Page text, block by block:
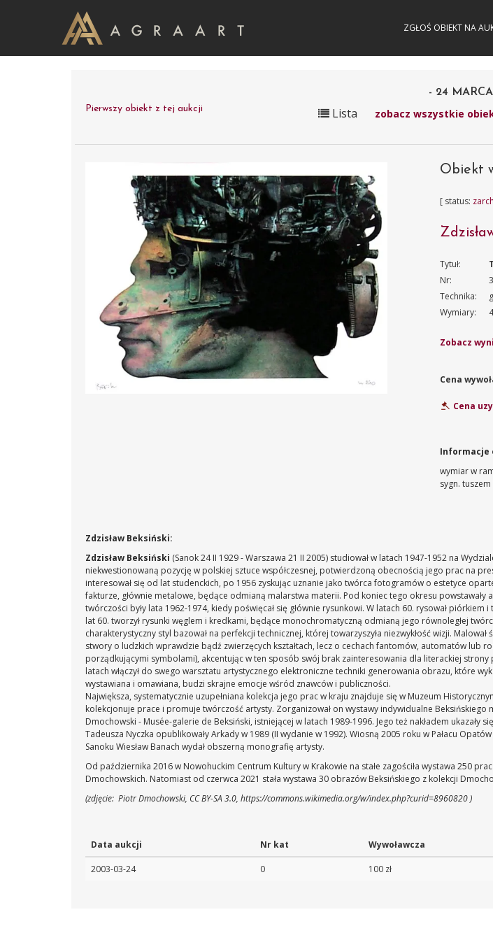
ZGŁOŚ OBIEKT NA
Pierwszy obiekt z tej aukcji
- 24
Lista zobacz wszystkie
Obiekt
[ status:
Tytuł:
Nr:
Technika:
Wymiary:
Zobacz
Cena
Cena
Informacje
wymiar w
sygn. tuszem
Zdzisław Beksiński:
Zdzisław Beksiński (Sanok 24 II 1929 - Warszawa 21 II 2005) studiował w latach 1947-1952 na
niekwestionowaną pozycję w polskiej sztuce współczesnej, potwierdzoną obecnością jego prac na
interesował się od lat studenckich, po 1956 zyskując uznanie jako twórca fotogramów o estetyce
fakturze, głównie metalowe, będące odmianą malarstwa materii. Pod koniec tego okresu
twórczości były lata 1962-1974, kiedy poświęcał się głównie rysunkowi. W latach 60. rysował
lat 60. tworzył rysunki węglem i kredkami, będące monochromatyczną odmianą jego równoległej
charakterystyczny styl bazował na perfekcji technicznej, której towarzyszyła niezwykłość wizji.
stwory o ludzkich wprawdzie bądź zwierzęcych kształtach, lecz o cechach fantomów, automatów lub
porządkującymi symbolami), akcentując w ten sposób swój brak zainteresowania dla literackiej
latach włączył do swego warsztatu artystycznego elektroniczne techniki generowania obrazu, które
wystawiana i omawiana, budzi skrajne emocje wśród znawców i publiczności.
Największa, systematycznie uzupełniana kolekcja jego prac w kraju znajduje się w Muzeum
kolekcjonuje prace i promuje twórczość artysty. Zorganizował on wystawy indywidualne Beksińskiego
Dmochowski - Musée-galerie de Beksiński, istniejącej w latach 1989-1996. Jego też nakładem ukazały
Tadeusza Nyczka opublikowały Arkady w 1989 (II wydanie w 1992). Wiosną 2005 roku w Pałacu
Sanoku Wiesław Banach wydał obszerną monografię artysty.
Od października 2016 w Nowohuckim Centrum Kultury w Krakowie na stałe zagościła wystawa 250
Dmochowskich. Natomiast od czerwca 2021 stała wystawa 30 obrazów Beksińskiego z kolekcji
(zdjęcie: Piotr Dmochowski, CC BY-SA 3.0, https://commons.wikimedia.org/w/index.php?curid=8960820 )
Data aukcji Nr kat Wywoławcza
2003-03-24 0 100 zł